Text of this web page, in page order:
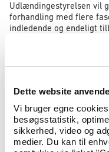
Dette website
Vi bruger egne
besøgsstatistik,
sikkerhed, video og
medier. Du kan til
Udlændingestyrelsen vil
forhandling med flere
indledende og endeligt
Tildelingen af kontrakt
hvor der vil være en
den måde vil
leverandør, og hvis der
bestillingen gå til den
er der størst mulig